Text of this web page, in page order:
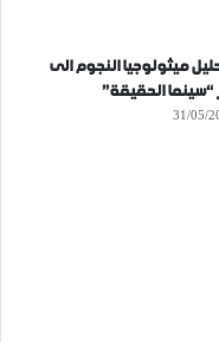
ميثولوجيا النجوم الى
“سينما الحقيقة”
31/05/